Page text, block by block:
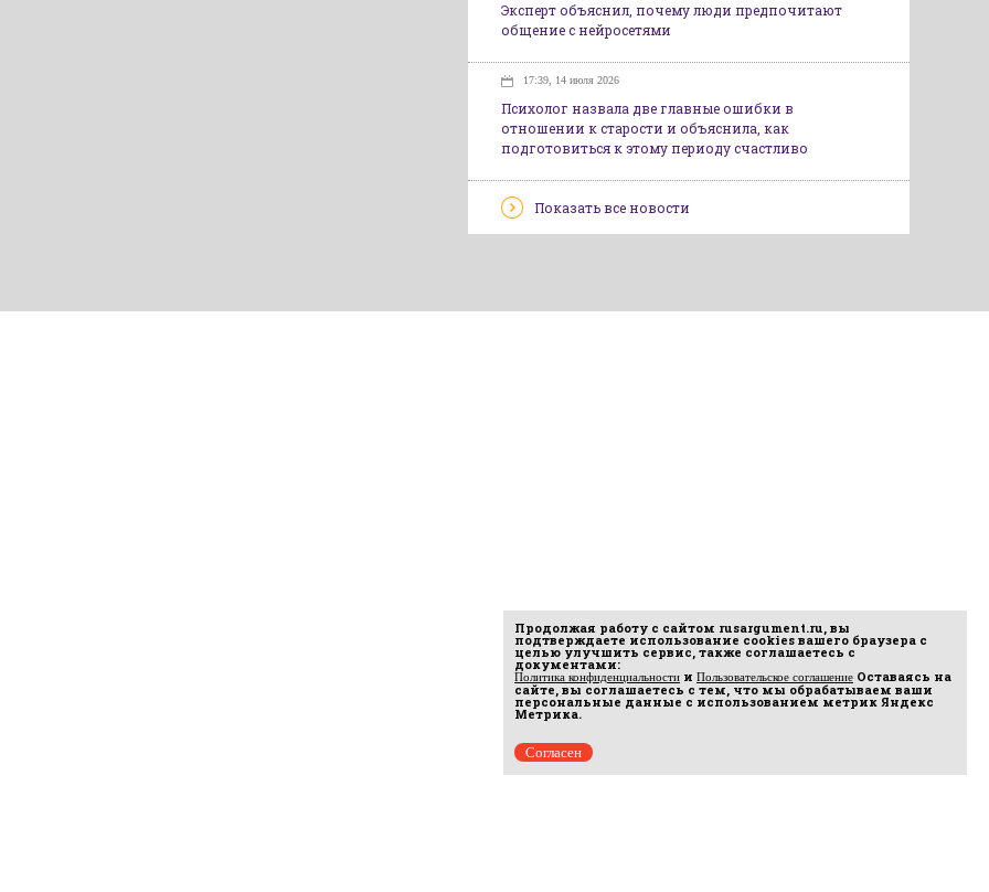
Эксперт объяснил, почему люди предпочитают
общение с нейросетями
17:39, 14 июля 2026
Психолог назвала две главные ошибки в
отношении к старости и объяснила, как
подготовиться к этому периоду счастливо
Показать все новости
Продолжая работу с сайтом rusargument.ru, вы
подтверждаете использование cookies вашего браузера с
целью улучшить сервис, также соглашаетесь с
документами:
Политика конфиденциальности и Пользовательское соглашение Оставаясь на
сайте, вы соглашаетесь с тем, что мы обрабатываем ваши
персональные данные с использованием метрик Яндекс
Метрика.
Согласен